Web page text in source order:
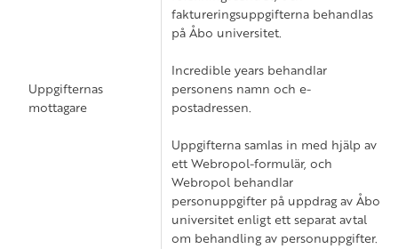
Uppgifternas
mottagare
faktureringsuppgifterna behandlas
på Åbo universitet.
Incredible years behandlar
personens namn och e-
postadressen.
Uppgifterna samlas in med hjälp av
ett Webropol-formulär, och
Webropol behandlar
personuppgifter på uppdrag av Åbo
universitet enligt ett separat avtal
om behandling av personuppgifter.